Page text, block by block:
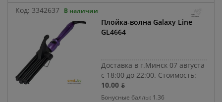
Код: 3342637 В наличии
Плойка-волна Galaxy Line
GL4664
Доставка в г.Минск 07 августа
с 18:00 до 22:00. Стоимость:
10.00 ƃ
Бонусные баллы: 1.36